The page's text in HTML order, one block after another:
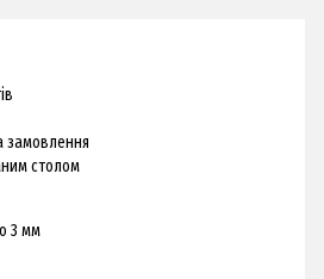
замовлення
столом
3 мм